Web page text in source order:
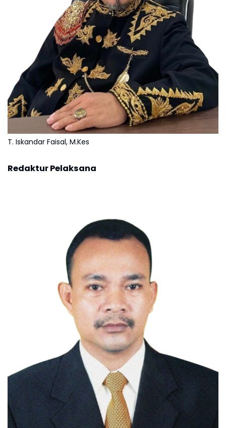
T. Iskandar Faisal, M.Kes
Redaktur Pelaksana